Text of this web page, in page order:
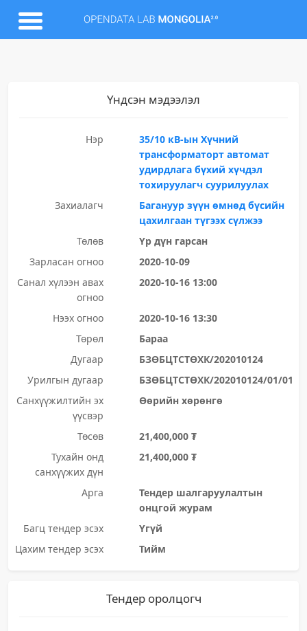
Үндсэн мэдээлэл
Нэр
35/10 кВ-ын Хүчний
трансформаторт автомат
удирдлага бүхий хүчдэл
тохируулагч суурилуулах
Захиалагч
Багануур зүүн өмнөд бүсийн
цахилгаан түгээх сүлжээ
Төлөв
Үр дүн гарсан
Зарласан огноо
2020-10-09
Санал хүлээн авах
огноо
2020-10-16 13:00
Нээх огноо
2020-10-16 13:30
Төрөл
Бараа
Дугаар
БЗӨБЦТСТӨХК/202010124
Урилгын дугаар
БЗӨБЦТСТӨХК/202010124/01/01
Санхүүжилтийн эх
үүсвэр
Өөрийн хөрөнгө
Төсөв
21,400,000 ₮
Тухайн онд
санхүүжих дүн
21,400,000 ₮
Арга
Тендер шалгаруулалтын
онцгой журам
Багц тендер эсэх
Үгүй
Цахим тендер эсэх
Тийм
Тендер оролцогч